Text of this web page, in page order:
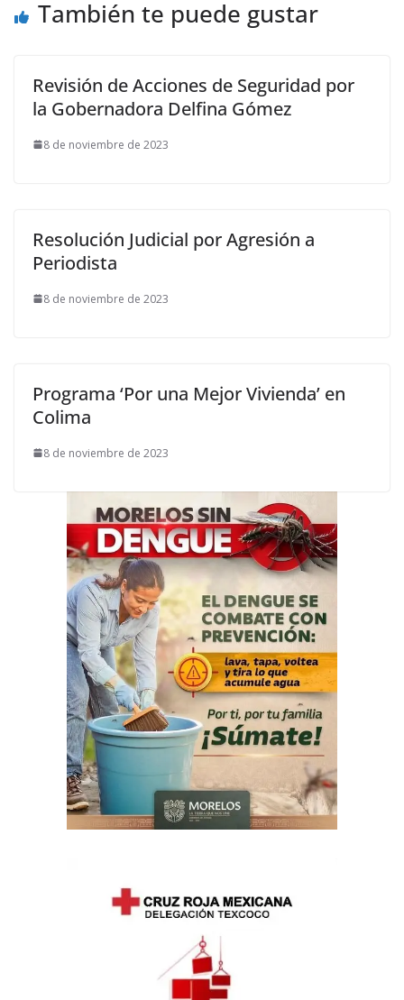
También te puede gustar
Revisión de Acciones de Seguridad por
la Gobernadora Delfina Gómez
8 de noviembre de 2023
Resolución Judicial por Agresión a
Periodista
8 de noviembre de 2023
Programa ‘Por una Mejor Vivienda’ en
Colima
8 de noviembre de 2023